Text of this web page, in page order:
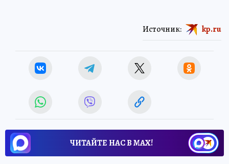
Источник: kp.ru
ЧИТАЙТЕ НАС В МАХ!